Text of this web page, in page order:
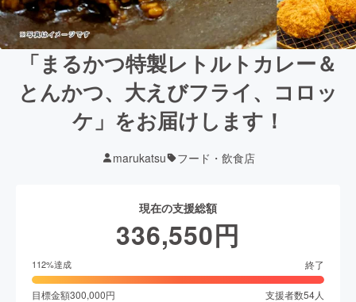
「まるかつ特製レトルトカレー＆
とんかつ、大えびフライ、コロッ
ケ」をお届けします！
marukatsu フード・飲食店
現在の支援総額
336,550円
112%達成 終了
目標金額300,000円 支援者数54人